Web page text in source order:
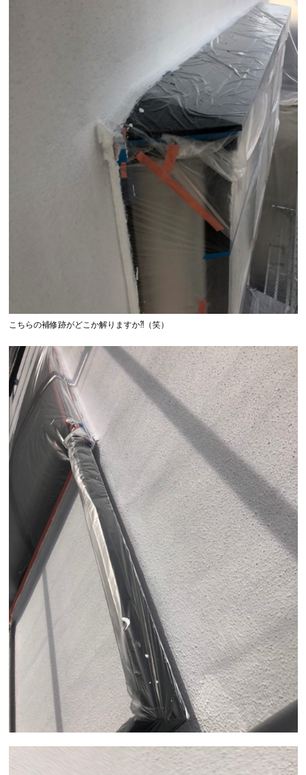
こちらの補修跡がどこか解りますか⁈（笑）